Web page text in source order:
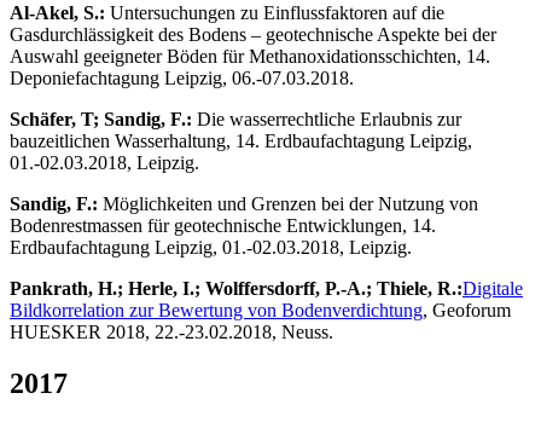
Al-Akel, S.: Untersuchungen zu Einflussfaktoren auf die
Gasdurchlässigkeit des Bodens – geotechnische Aspekte bei der
Auswahl geeigneter Böden für Methanoxidationsschichten, 14.
Deponiefachtagung Leipzig, 06.-07.03.2018.
Schäfer, T; Sandig, F.: Die wasserrechtliche Erlaubnis zur
bauzeitlichen Wasserhaltung, 14. Erdbaufachtagung Leipzig,
01.-02.03.2018, Leipzig.
Sandig, F.: Möglichkeiten und Grenzen bei der Nutzung von
Bodenrestmassen für geotechnische Entwicklungen, 14.
Erdbaufachtagung Leipzig, 01.-02.03.2018, Leipzig.
Pankrath, H.; Herle, I.; Wolffersdorff, P.-A.; Thiele, R.:Digitale
Bildkorrelation zur Bewertung von Bodenverdichtung, Geoforum
HUESKER 2018, 22.-23.02.2018, Neuss.
2017